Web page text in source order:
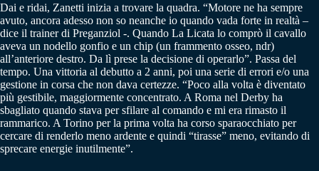
Dai e ridai, Zanetti inizia a trovare la quadra. “Motore ne ha sempre
avuto, ancora adesso non so neanche io quando vada forte in realtà –
dice il trainer di Preganziol -. Quando La Licata lo comprò il cavallo
aveva un nodello gonfio e un chip (un frammento osseo, ndr)
all’anteriore destro. Da lì prese la decisione di operarlo”. Passa del
tempo. Una vittoria al debutto a 2 anni, poi una serie di errori e/o una
gestione in corsa che non dava certezze. “Poco alla volta è diventato
più gestibile, maggiormente concentrato. A Roma nel Derby ha
sbagliato quando stava per sfilare al comando e mi era rimasto il
rammarico. A Torino per la prima volta ha corso sparaocchiato per
cercare di renderlo meno ardente e quindi “tirasse” meno, evitando di
sprecare energie inutilmente”.